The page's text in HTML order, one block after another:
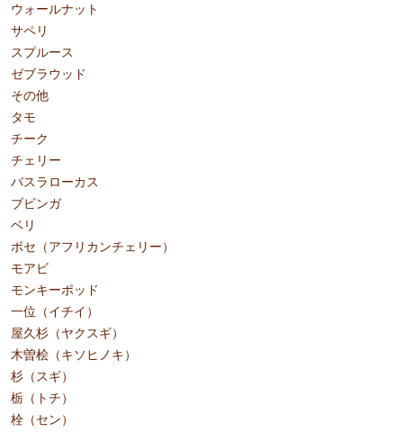
ウォールナット
サペリ
スプルース
ゼブラウッド
その他
タモ
チーク
チェリー
バスラローカス
ブビンガ
ベリ
ボセ（アフリカンチェリー）
モアビ
モンキーポッド
一位（イチイ）
屋久杉（ヤクスギ）
木曽桧（キソヒノキ）
杉（スギ）
栃（トチ）
栓（セン）